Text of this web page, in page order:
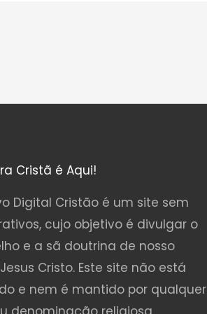
Cristã é Aqui!
Digital Cristão é um site sem
cujo objetivo é divulgar o
e a sã doutrina de nosso
Cristo. Este site não está
e nem é mantido por qualquer